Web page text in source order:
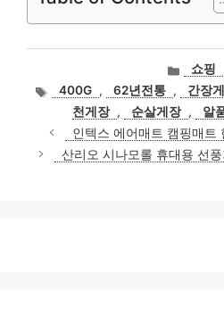
카
테
고
리
쇼핑
태400G , 62년전통 , 간장
천게장 , 순살게장 , 알
인텍스 에어매트 캠핑매트
산리오 시나모롤 휴대용 선